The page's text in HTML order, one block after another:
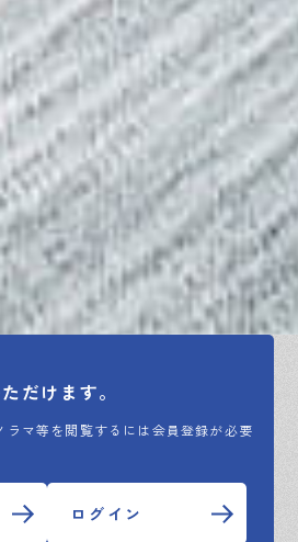
だけます。
マ等を閲覧するには会員登録が必要
ログイン